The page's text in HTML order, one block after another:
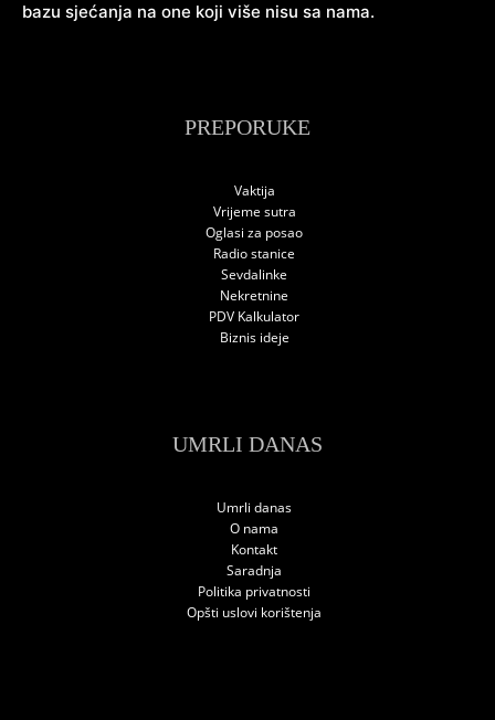
bazu sjećanja na one koji više nisu sa nama.
PREPORUKE
Vaktija
Vrijeme sutra
Oglasi za posao
Radio stanice
Sevdalinke
Nekretnine
PDV Kalkulator
Biznis ideje
UMRLI DANAS
Umrli danas
O nama
Kontakt
Saradnja
Politika privatnosti
Opšti uslovi korištenja